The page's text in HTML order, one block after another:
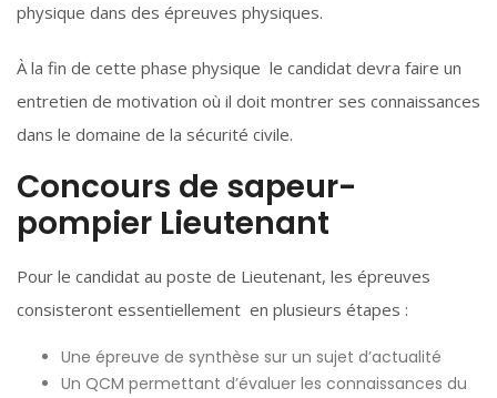
physique dans des épreuves physiques.
À la fin de cette phase physique le candidat devra faire un
entretien de motivation où il doit montrer ses connaissances
dans le domaine de la sécurité civile.
Concours de sapeur-
pompier Lieutenant
Pour le candidat au poste de Lieutenant, les épreuves
consisteront essentiellement en plusieurs étapes :
Une épreuve de synthèse sur un sujet d’actualité
Un QCM permettant d’évaluer les connaissances du